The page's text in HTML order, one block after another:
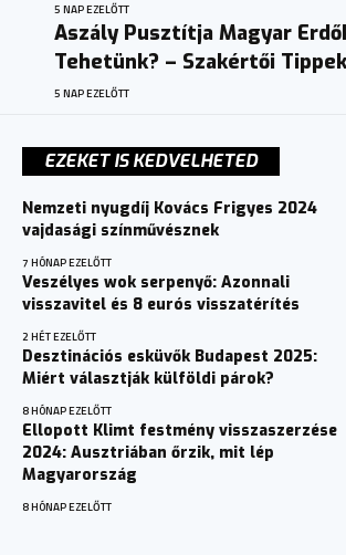
5 NAP EZELŐTT
Aszály Pusztítja Magyar
Tehetünk? – Szakértői Tippek
5 NAP EZELŐTT
EZEKET IS KEDVELHETED
Nemzeti nyugdíj Kovács Frigyes 2024
vajdasági színművésznek
7 HÓNAP EZELŐTT
Veszélyes wok serpenyő: Azonnali
visszavitel és 8 eurós visszatérítés
2 HÉT EZELŐTT
Desztinációs esküvők Budapest 2025:
Miért választják külföldi párok?
8 HÓNAP EZELŐTT
Ellopott Klimt festmény visszaszerzése
2024: Ausztriában őrzik, mit lép
Magyarország
8 HÓNAP EZELŐTT